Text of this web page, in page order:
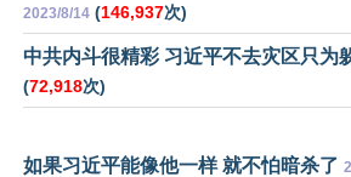
2023/8/14 (146,937次)
中共内斗很精彩 习近平不去灾区只为
(72,918次)
如果习近平能像他一样 就不怕暗杀了